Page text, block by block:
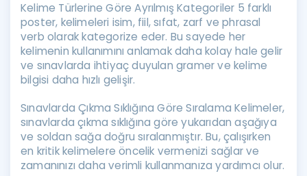
Kelime Türlerine Göre Ayrılmış Kategoriler 5 farklı
poster, kelimeleri isim, fiil, sıfat, zarf ve phrasal
verb olarak kategorize eder. Bu sayede her
kelimenin kullanımını anlamak daha kolay hale gelir
ve sınavlarda ihtiyaç duyulan gramer ve kelime
bilgisi daha hızlı gelişir.
Sınavlarda Çıkma Sıklığına Göre Sıralama Kelimeler,
sınavlarda çıkma sıklığına göre yukarıdan aşağıya
ve soldan sağa doğru sıralanmıştır. Bu, çalışırken
en kritik kelimelere öncelik vermenizi sağlar ve
zamanınızı daha verimli kullanmanıza yardımcı olur.